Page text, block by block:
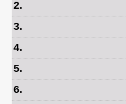
2.
3.
4.
5.
6.